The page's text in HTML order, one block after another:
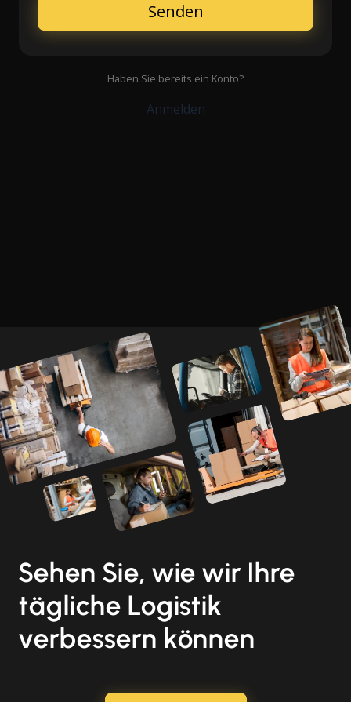
Senden
Haben Sie bereits ein Konto?
Anmelden
Sehen Sie, wie wir Ihre
tägliche Logistik
verbessern können